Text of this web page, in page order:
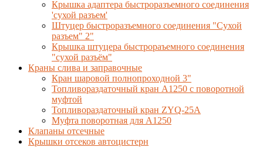
Крышка адаптера быстроразъемного соединения
'сухой разъем'
Штуцер быстроразъемного соединения "Сухой
разъем" 2"
Крышка штуцера быстрораъемного соединения
"сухой разъём"
Краны слива и заправочные
Кран шаровой полнопроходной 3"
Топливораздаточный кран A1250 с поворотной
муфтой
Топливораздаточный кран ZYQ-25A
Муфта поворотная для А1250
Клапаны отсечные
Крышки отсеков автоцистерн